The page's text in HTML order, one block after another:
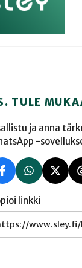
TULE
ja anna
-
linkki